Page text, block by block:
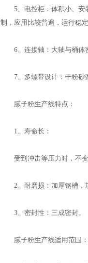
5、电控柜：体积小、安装
制，应用比较普遍，运行稳
6、连接轴：大轴与桶体
7、多螺带设计：干粉砂浆
腻子粉生产线特点：
1、寿命长：
受到冲击等压力时，不
2、耐磨损：加厚钢槽，
3、密封性：三成密封。
腻子粉生产线适用范围